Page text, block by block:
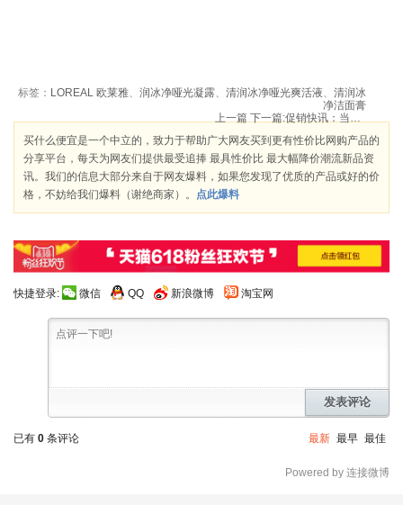
标签： LOREAL 欧莱雅、 润冰净哑光凝露、 清润冰净哑光爽活液、 清润冰
净洁面膏
上一篇 下一篇:
促销快讯：当当网 0利润清仓，低至1折–3月清仓特惠季
买什么便宜是一个中立的，致力于帮助广大网友买到更有性价比网购产品的
分享平台，每天为网友们提供最受追捧 最具性价比 最大幅降价潮流新品资
讯。我们的信息大部分来自于网友爆料，如果您发现了优质的产品或好的价
格，不妨给我们爆料（谢绝商家）。 点此爆料
快捷登录: 微信 QQ 新浪微博 淘宝网
发表评论
已有 0 条评论 最新 最早 最佳
Powered by 连接微博